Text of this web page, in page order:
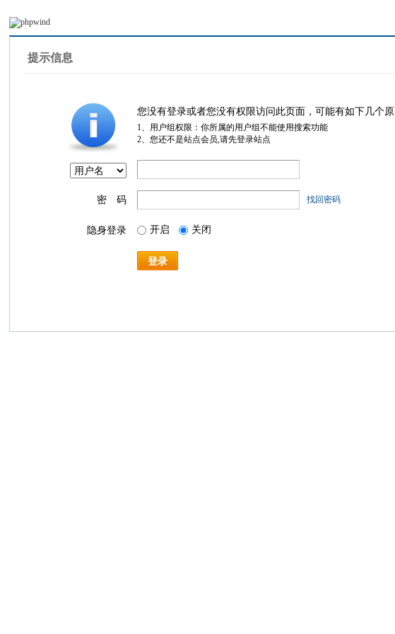
提示信息
您没有登录或者您没有权限访问此页面，可能有如下几个原
1、用户组权限：你所属的用户组不能使用搜索功能
2、您还不是站点会员,请先登录站点
密 码 找回密码
隐身登录 开启 关闭
登录